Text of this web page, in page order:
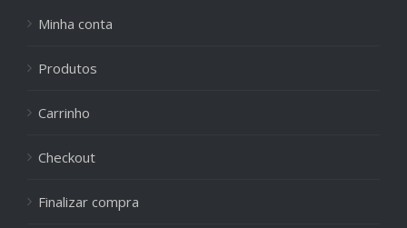
Minha conta
Produtos
Carrinho
Checkout
Finalizar compra